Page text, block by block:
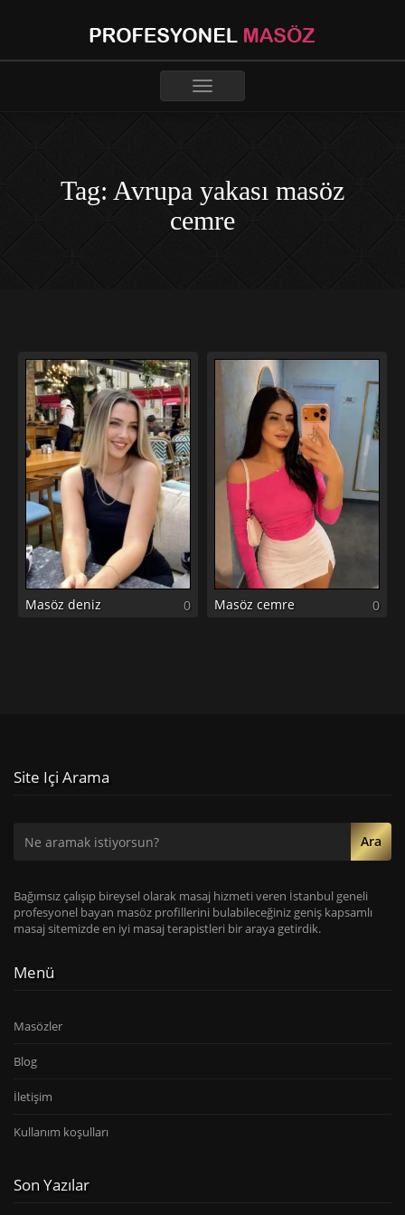
Toggle
Tag: Avrupa yakası masöz
cemre
Masöz deniz 0 Masöz cemre 0
Site Içi Arama
Ara
Bağımsız çalışıp bireysel olarak masaj hizmeti veren İstanbul geneli
profesyonel bayan masöz profillerini bulabileceğiniz geniş kapsamlı
masaj sitemizde en iyi masaj terapistleri bir araya getirdik.
Menü
Masözler
Blog
İletişim
Kullanım koşulları
Son Yazılar